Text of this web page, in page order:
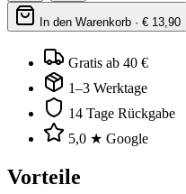
In den Warenkorb · € 13,90
Gratis ab 40 €
1–3 Werktage
14 Tage Rückgabe
5,0 ★ Google
Vorteile